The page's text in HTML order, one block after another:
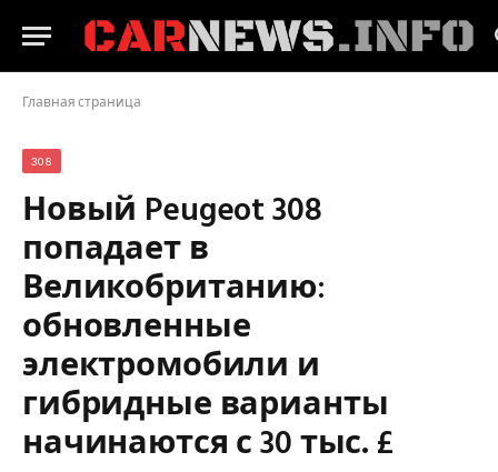
Главная страница
308
Новый Peugeot 308
попадает в
Великобританию:
обновленные
электромобили и
гибридные варианты
начинаются с 30 тыс. £